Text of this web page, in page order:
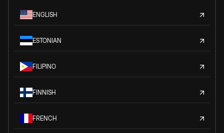
ENGLISH
ESTONIAN
FILIPINO
FINNISH
FRENCH